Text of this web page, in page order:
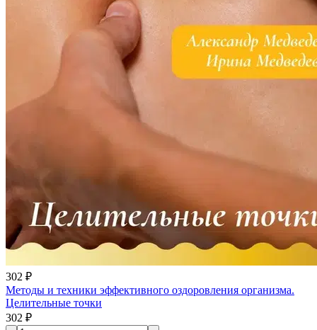
302 ₽
Методы и техники эффективного оздоровления организма.
Целительные точки
302 ₽